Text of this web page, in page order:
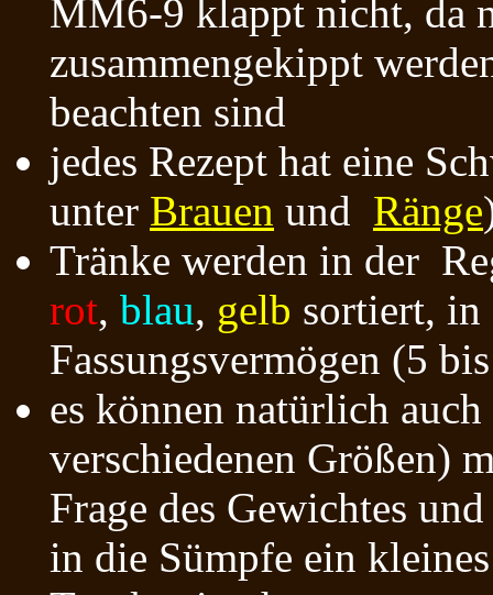
MM6-9 klappt nicht, da
zusammengekippt
beachten sind
jedes Rezept hat eine
unter Brauen und Ränge
Tränke werden in der
rot, blau, gelb sortiert, in
Fassungsvermögen (5
es können natürlich
verschiedenen Größen)
Frage des Gewichtes
in die Sümpfe ein